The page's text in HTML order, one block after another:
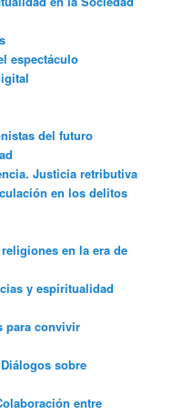
espectáculo
del futuro
Justicia retributiva
en los delitos
en la era de
y espiritualidad
para convivir
sobre
entre